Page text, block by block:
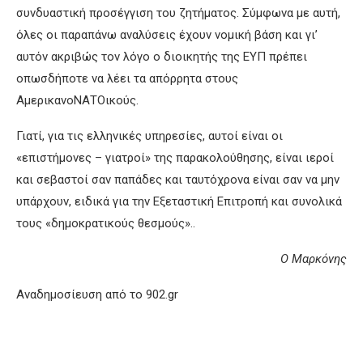
συνδυαστική προσέγγιση του ζητήματος. Σύμφωνα με αυτή,
όλες οι παραπάνω αναλύσεις έχουν νομική βάση και γι’
αυτόν ακριβώς τον λόγο ο διοικητής της ΕΥΠ πρέπει
οπωσδήποτε να λέει τα απόρρητα στους
ΑμερικανοΝΑΤΟικούς.
Γιατί, για τις ελληνικές υπηρεσίες, αυτοί είναι οι
«επιστήμονες – γιατροί» της παρακολούθησης, είναι ιεροί
και σεβαστοί σαν παπάδες και ταυτόχρονα είναι σαν να μην
υπάρχουν, ειδικά για την Εξεταστική Επιτροπή και συνολικά
τους «δημοκρατικούς θεσμούς»..
Ο Μαρκόνης
Αναδημοσίευση από το 902.gr